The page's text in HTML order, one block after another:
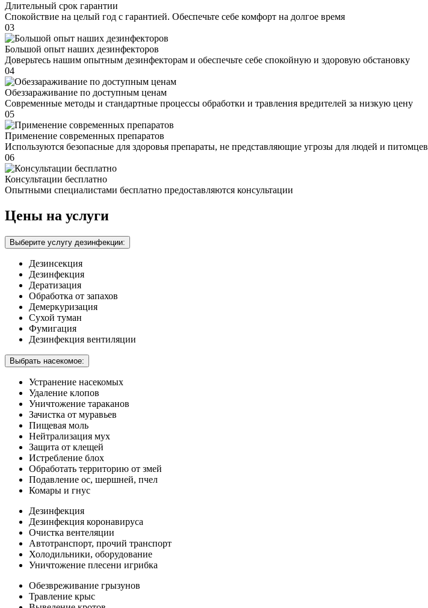
Длительный срок гарантии
Спокойствие на целый год с гарантией. Обеспечьте себе комфорт на долгое время
03
Большой опыт наших дезинфекторов
Доверьтесь нашим опытным дезинфекторам и обеспечьте себе спокойную и здоровую обстановку
04
Обеззараживание по доступным ценам
Современные методы и стандартные процессы обработки и травления вредителей за низкую цену
05
Применение современных препаратов
Используются безопасные для здоровья препараты, не представляющие угрозы для людей и питомцев
06
Консультации бесплатно
Опытными специалистами бесплатно предоставляются консультации
Цены на услуги
Выберите услугу дезинфекции:
Дезинсекция
Дезинфекция
Дератизация
Обработка от запахов
Демеркуризация
Сухой туман
Фумигация
Дезинфекция вентиляции
Выбрать насекомое:
Устранение насекомых
Удаление клопов
Уничтожение тараканов
Зачистка от муравьев
Пищевая моль
Нейтрализация мух
Защита от клещей
Истребление блох
Обработать территорию от змей
Подавление ос, шершней, пчел
Комары и гнус
Дезинфекция
Дезинфекция коронавируса
Очистка вентеляции
Автотранспорт, прочий транспорт
Холодильники, оборудование
Уничтожение плесени игрибка
Обезвреживание грызунов
Травление крыс